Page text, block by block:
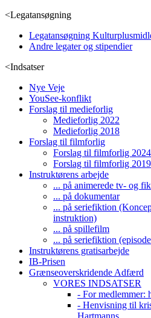
<Legatansøgning
Legatansøgning
Andre legater og stipendier
<Indsatser
Nye Veje
YouSee-konflikt
Forslag til medieforlig
Medieforlig 2022
Medieforlig 2018
Forslag til filmforlig
Forslag til filmforlig
Forslag til filmforlig
Instruktørens arbejde
... på animerede tv- og
... på dokumentar
... på seriefiktion
instruktion)
... på spillefilm
... på seriefiktion
Instruktørens gratisarbejde
IB-Prisen
Grænseoverskridende Adfærd
VORES INDSATSER
- For medlemmer:
- Henvisning til
Hartmanns